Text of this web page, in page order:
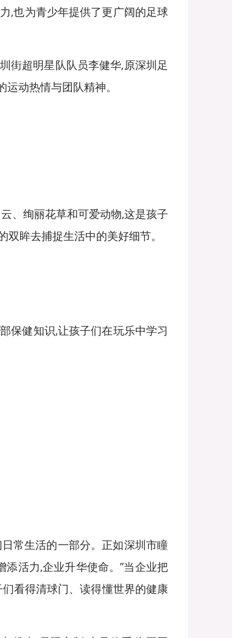
,也为青少年提供了更广阔的足球
街超明星队队员李健华,原深圳足
动热情与团队精神。
、绚丽花草和可爱动物,这是孩子
眸去捕捉生活中的美好细节。
保健知识,让孩子们在玩乐中学习
常生活的一部分。正如深圳市瞳
活力,企业升华使命。”当企业把
看得清球门、读得懂世界的健康